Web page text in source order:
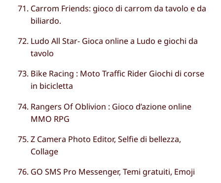
Carrom Friends: gioco di carrom da tavolo e da
biliardo.
Ludo All Star- Gioca online a Ludo e giochi da
tavolo
Bike Racing : Moto Traffic Rider Giochi di corse
in bicicletta
Rangers Of Oblivion : Gioco d’azione online
MMO RPG
Z Camera Photo Editor, Selfie di bellezza,
Collage
GO SMS Pro Messenger, Temi gratuiti, Emoji